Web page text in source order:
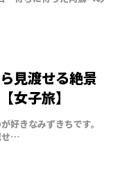
見渡せる絶景
女子旅】
好きなみずきちです。
せ…